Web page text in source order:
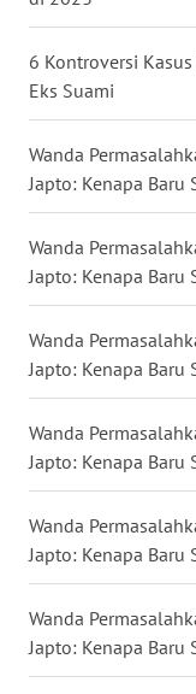
6 Kontroversi
Eks Suami
Wanda
Japto: Kenapa Baru
Wanda
Japto: Kenapa Baru
Wanda
Japto: Kenapa Baru
Wanda
Japto: Kenapa Baru
Wanda
Japto: Kenapa Baru
Wanda
Japto: Kenapa Baru
WN
NUSANTARA
WN
JOGJA
WN
JATIM
BALI
KALBAR
KALTENG
KALTARA
WN